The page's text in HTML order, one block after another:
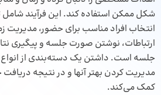
شکل ممکن استفاده کند. این فرآیند
انتخاب افراد مناسب برای حضور، مدیریت
ارتباطات، نوشتن صورت جلسه و پیگیری
جلسه است. داشتن یک دسته‌بندی از انواع
مدیریت کردن بهتر آنها و در نتیجه
کمک می‌کند.